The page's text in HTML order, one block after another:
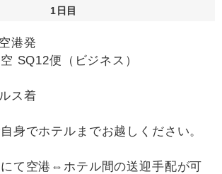
1日目
港発
SQ12便（ビジネス）
ス着
身でホテルまでお越しください。
て空港⇔ホテル間の送迎手配が可